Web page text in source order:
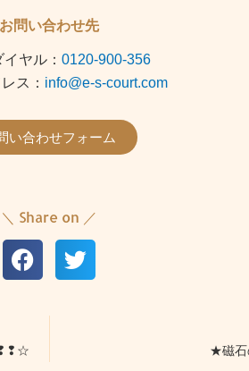
お問い合わせ先
ヤル： 0120-900-356
ス： info@e-s-court.com
い合わせフォーム
＼ Share on ／
❢❢☆ ★磁石